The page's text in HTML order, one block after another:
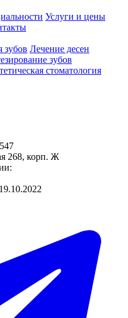
Услуги и цены
зубов Лечение десен
зубов
стоматология
268, корп. Ж